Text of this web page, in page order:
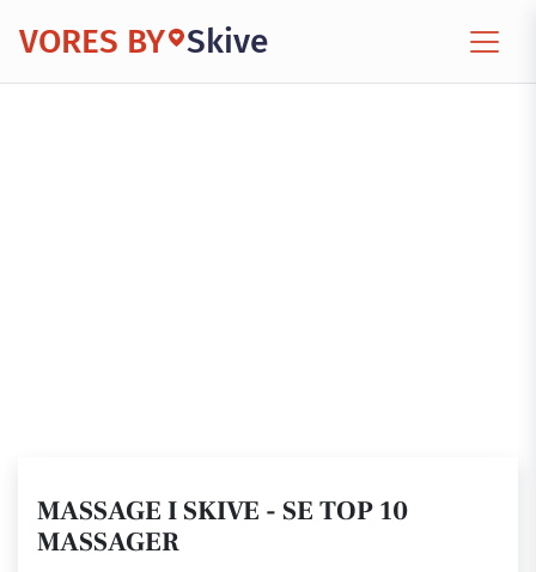
VORES BY Skive
MASSAGE I SKIVE - SE TOP 10
MASSAGER